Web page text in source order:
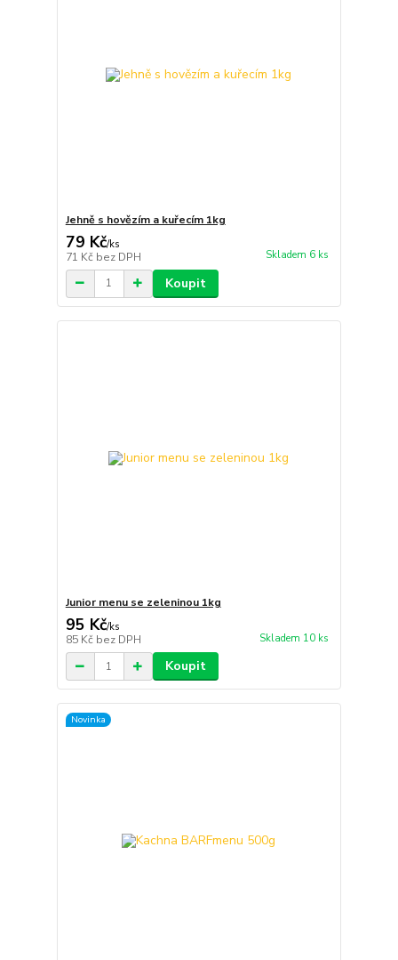
Jehně s hovězím a kuřecím 1kg
79 Kč/ks
71 Kč bez DPH Skladem 6 ks
Koupit
Junior menu se zeleninou 1kg
95 Kč/ks
85 Kč bez DPH Skladem 10 ks
Koupit
Novinka